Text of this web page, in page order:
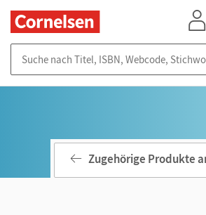
Zugehörige Produkte